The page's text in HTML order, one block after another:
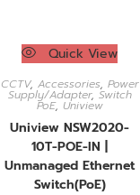
Quick View
CCTV, Accessories, Power
Supply/Adapter, Switch
PoE, Uniview
Uniview NSW2020-
10T-POE-IN |
Unmanaged Ethernet
Switch(PoE)